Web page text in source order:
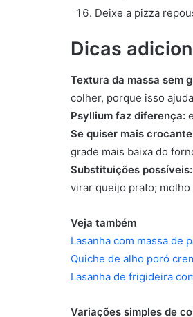
Deixe a pizza
Dicas
Textura da massa sem
colher, porque isso
Psyllium faz diferença:
Se quiser mais
grade mais baixa do
Substituições possíveis:
virar queijo prato; molho
Veja também
Lasanha com massa de
Quiche de alho poró
Lasanha de frigideira
Variações simples de